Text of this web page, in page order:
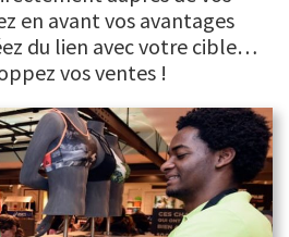
en avant vos avantages
du lien avec votre cible…
vos ventes !